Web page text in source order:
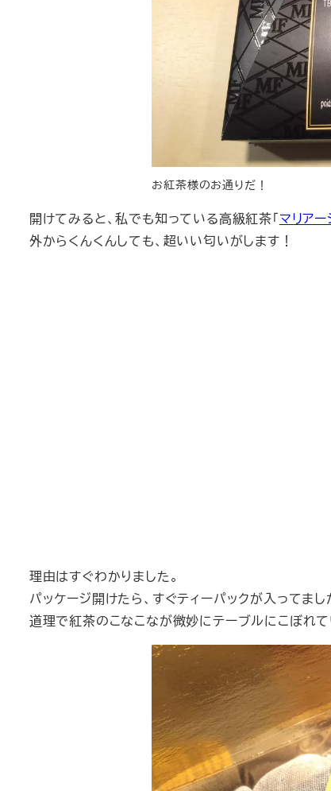
お紅茶様のお通りだ！
開けてみると、私でも知っている高級紅茶「マリア
外からくんくんしても、超いい匂いがします！
理由はすぐわかりました。
パッケージ開けたら、すぐティーパックが入ってまし
道理で紅茶のこなこなが微妙にテーブルにこぼれ